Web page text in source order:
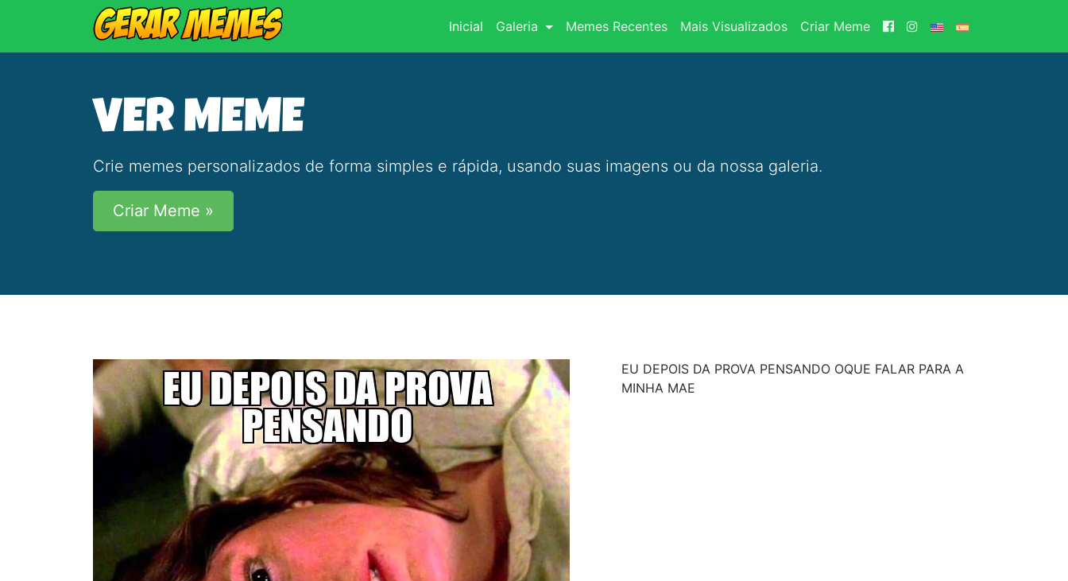
Inicial(current)
Galeria Memes Recentes Mais Visualizados Criar Meme
VER MEME
Crie memes personalizados de forma simples e rápida, usando suas imagens ou da nossa galeria.
Criar Meme »
EU DEPOIS DA PROVA PENSANDO OQUE FALAR PARA A
MINHA MAE